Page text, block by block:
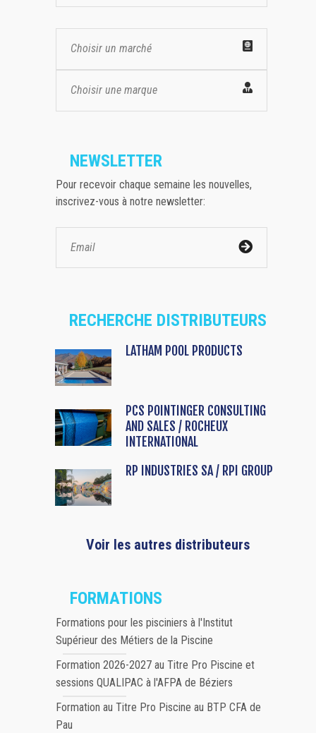
Choisir un marché
Choisir une marque
NEWSLETTER
Pour recevoir chaque semaine les nouvelles,
inscrivez-vous à notre newsletter:
RECHERCHE DISTRIBUTEURS
LATHAM POOL PRODUCTS
PCS POINTINGER CONSULTING
AND SALES / ROCHEUX
INTERNATIONAL
RP INDUSTRIES SA / RPI GROUP
Voir les autres distributeurs
FORMATIONS
Formations pour les pisciniers à l'Institut
Supérieur des Métiers de la Piscine
Formation 2026-2027 au Titre Pro Piscine et
sessions QUALIPAC à l'AFPA de Béziers
Formation au Titre Pro Piscine au BTP CFA de
Pau